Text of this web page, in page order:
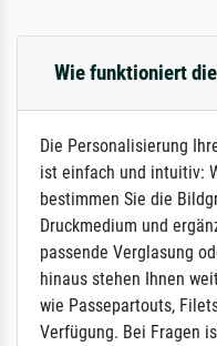
Wie funktioniert
Die Personalisierung
ist einfach und intuitiv:
bestimmen Sie die
Druckmedium und
passende Verglasung
hinaus stehen Ihnen
wie Passepartouts,
Verfügung. Bei Fragen